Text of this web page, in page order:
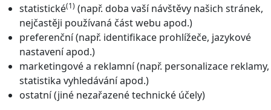
statistické(1) (např. doba vaší návštěvy našich stránek,
nejčastěji používaná část webu apod.)
preferenční (např. identifikace prohlížeče, jazykové
nastavení apod.)
marketingové a reklamní (např. personalizace reklamy,
statistika vyhledávání apod.)
ostatní (jiné nezařazené technické účely)